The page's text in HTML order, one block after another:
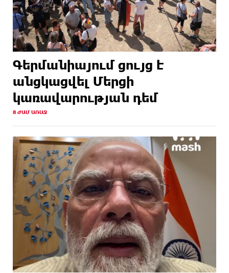
Գերմանիայում ցույց է
անցկացվել Մերցի
կառավարության դեմ
8 ԺԱՄ ԱՌԱՋ